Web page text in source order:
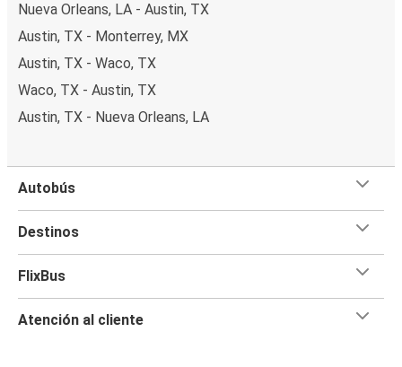
Nueva Orleans, LA - Austin, TX
Austin, TX - Monterrey, MX
Austin, TX - Waco, TX
Waco, TX - Austin, TX
Austin, TX - Nueva Orleans, LA
Autobús
Destinos
FlixBus
Atención al cliente